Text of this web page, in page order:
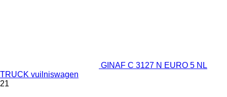
GINAF C 3127 N EURO 5 NL
TRUCK vuilniswagen
21